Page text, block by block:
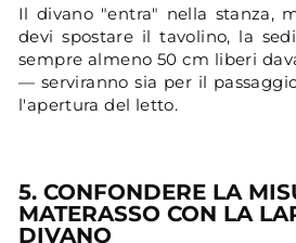
Il divano "entra" nella stanza,
devi spostare il tavolino, la
sempre almeno 50 cm liberi
— serviranno sia per il
l'apertura del letto.
5. CONFONDERE LA
MATERASSO CON LA
DIVANO